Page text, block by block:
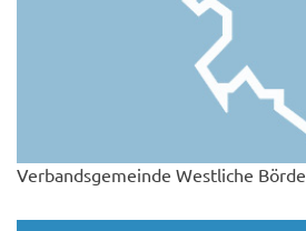
Verbandsgemeinde Westliche Börde